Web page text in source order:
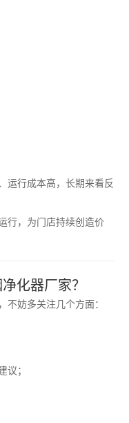
运行成本高，长期来看反
行，为门店持续创造价
化器厂家？
不妨多关注几个方面：
议；